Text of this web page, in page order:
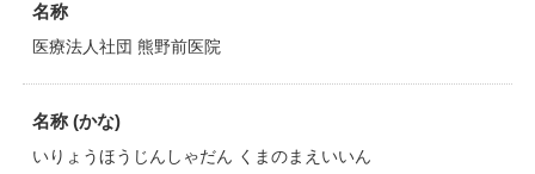
名称
医療法人社団 熊野前医院
名称 (かな)
いりょうほうじんしゃだん くまのまえいいん